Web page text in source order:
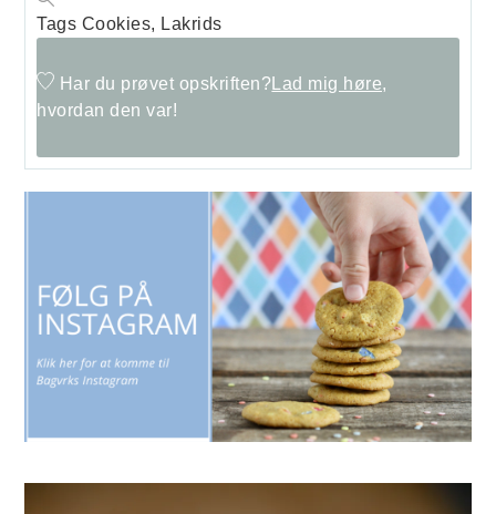
Tags Cookies, Lakrids
Har du prøvet opskriften? Lad mig høre,
hvordan den var!